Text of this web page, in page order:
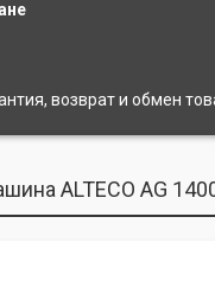
возврат и обмен
ALTECO AG